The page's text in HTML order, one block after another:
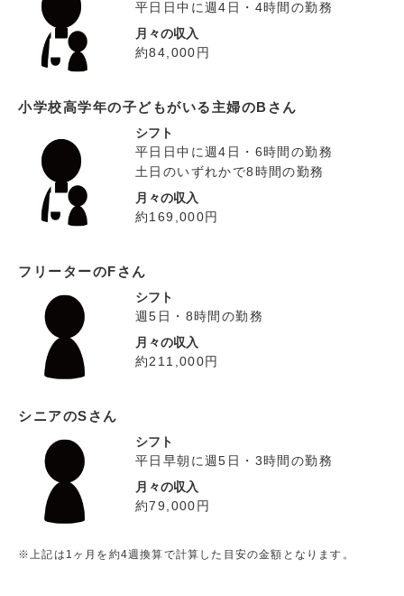
平日日中に週4日・4時間の勤務
月々の収入
約84,000円
小学校高学年の子どもがいる主婦のBさん
シフト
平日日中に週4日・6時間の勤務
土日のいずれかで8時間の勤務
月々の収入
約169,000円
フリーターのFさん
シフト
週5日・8時間の勤務
月々の収入
約211,000円
シニアのSさん
シフト
平日早朝に週5日・3時間の勤務
月々の収入
約79,000円
※上記は1ヶ月を約4週換算で計算した目安の金額となります。